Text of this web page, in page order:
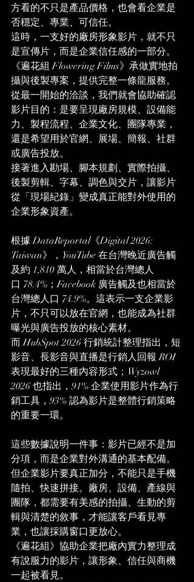
方看的不只是產品價格，也會看企業是
否穩定、專業、可信任。
這時，一支好的廠房形象影片，就不只
是宣傳片，而是企業信任感的一部分。
《遍花組 Flowering Films》承做實地拍
攝與後製專案，提供完整一條龍服務。
從最一開始的洽談，我們就會協助確認
影片目的：是要呈現廠房規模、設備能
力、製程流程、企業文化、團隊專業，
還是希望用於官網、展場、簡報、社群
或廣告投放。
接著進入勘場、腳本規劃、實際拍攝、
後製剪輯、字幕、調色與交片，讓影片
從「現場紀錄」變成真正能對外使用的
企業形象資產。
根據 DataReportal《Digital 2026:
Taiwan》，YouTube 在台灣晚近廣告觸
及約 1,810 萬人，相當於台灣總人
口 78.4%；Facebook 廣告觸及也相當於
台灣總人口 74.9%。這表示一支企業影
片，不只可以放在官網，也能成為社群
曝光與廣告投放的核心素材。
而 HubSpot 2026 行銷統計整理指出，短
影音、長影音與直播是行銷人回報 ROI
表現最好的三種內容形式；Wyzowl
2026 也指出，91% 企業使用影片作為行
銷工具，93% 認為影片是整體行銷策略
的重要一環。
這些數據說明一件事：影片已經不是加
分項，而是企業對外溝通的基本配備。
但企業影片要真正加分，不能只是手機
隨拍、快速拼接。廠房、設備、產線與
團隊，都需要有美感的拍攝、生動的剪
輯與清楚的敘事，才能讓客戶看見專
業，也讓採購窗口更放心。
《遍花組》協助企業把廠內實力整理成
有說服力的影片，讓形象、信任與商機
一起被看見。